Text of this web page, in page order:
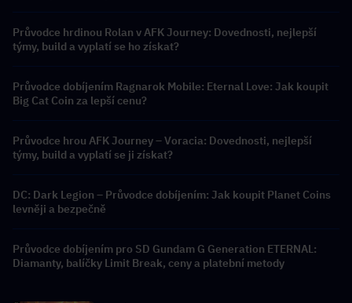
Průvodce hrdinou Rolan v AFK Journey: Dovednosti, nejlepší
týmy, build a vyplatí se ho získat?
Průvodce dobíjením Ragnarok Mobile: Eternal Love: Jak koupit
Big Cat Coin za lepší cenu?
Průvodce hrou AFK Journey – Voracia: Dovednosti, nejlepší
týmy, build a vyplatí se ji získat?
DC: Dark Legion – Průvodce dobíjením: Jak koupit Planet Coins
levněji a bezpečně
Průvodce dobíjením pro SD Gundam G Generation ETERNAL:
Diamanty, balíčky Limit Break, ceny a platební metody